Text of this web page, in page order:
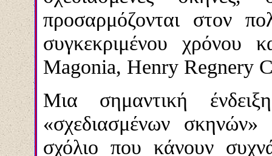
προσαρμόζονται στον
συγκεκριμένου χρόνου
Magonia, Henry Regnery
Μια σημαντική
«σχεδιασμένων
σχόλιο που κάνουν